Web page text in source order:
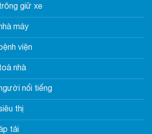
giữ xe
máy
viện
nhà
nổi tiếng
thị
tải